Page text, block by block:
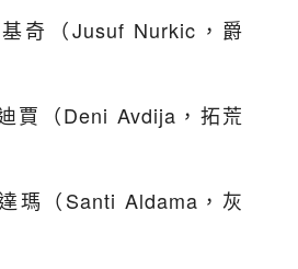
奇（Jusuf Nurkic，爵
賈（Deni Avdija，拓荒
瑪（Santi Aldama，灰